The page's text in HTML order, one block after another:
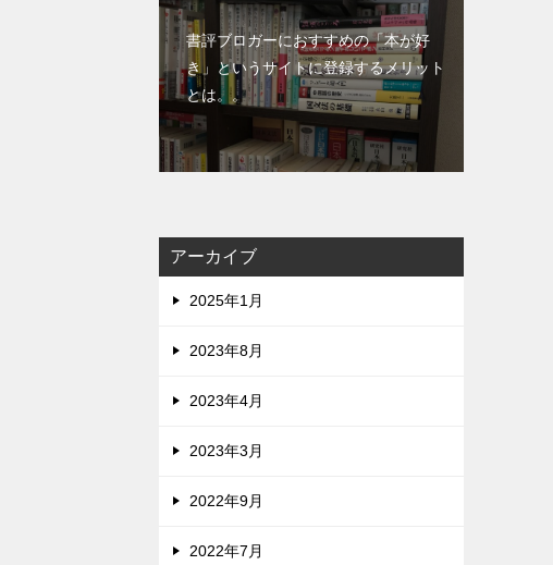
書評ブロガーにおすすめの「本が好
き」というサイトに登録するメリット
とは。。
アーカイブ
2025年1月
2023年8月
2023年4月
2023年3月
2022年9月
2022年7月